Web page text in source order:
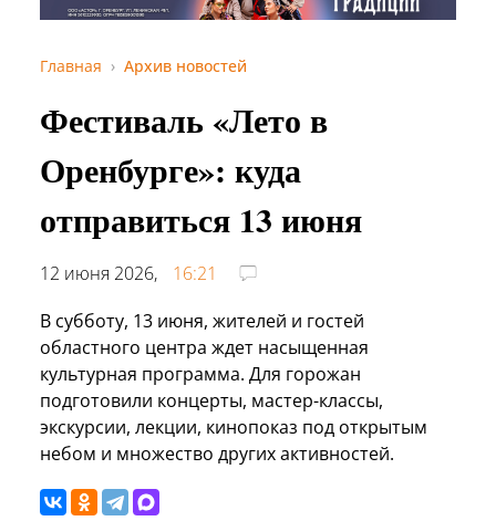
Главная Архив новостей
Фестиваль «Лето в
Оренбурге»: куда
отправиться 13 июня
12 июня 2026,
16:21
В субботу, 13 июня, жителей и гостей
областного центра ждет насыщенная
культурная программа. Для горожан
подготовили концерты, мастер-классы,
экскурсии, лекции, кинопоказ под открытым
небом и множество других активностей.